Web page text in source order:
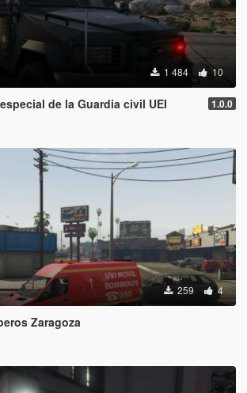
1 484 10
de la Guardia civil UEI 1.0.0
259 4
Zaragoza